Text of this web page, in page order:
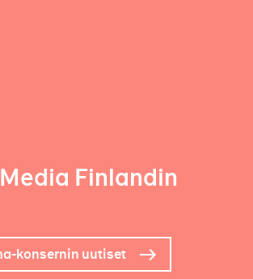
Finlandin
konsernin uutiset